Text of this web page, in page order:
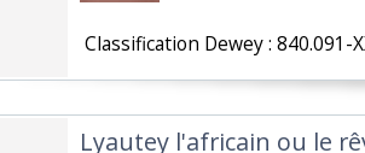
Classification Dewey : 840.091-
‎Lyautey l'africain ou le